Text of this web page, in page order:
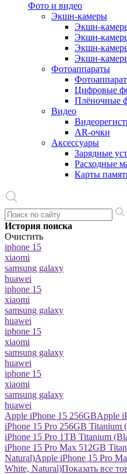
Фото и видео
Экшн-камеры
Экшн-
Экшн-
Экшн-
Экшн-
Фотоаппараты
Цифровые
Плёночные
Видео
AR-очки
Аксессуары
Зарядные
Расходные
Карты
История поиска
Очистить
iphone 15
xiaomi
samsung galaxy
huawei
iphone 15
xiaomi
samsung galaxy
huawei
iphone 15
xiaomi
samsung galaxy
huawei
iphone 15
xiaomi
samsung galaxy
huawei
Apple iPhone 15 256GBApple
iPhone 15 Pro 256GB Titanium
iPhone 15 Pro 1TB Titanium
iPhone 15 Pro Max 512GB
Natural)Apple iPhone 15 Pro
White, Natural)Показать все